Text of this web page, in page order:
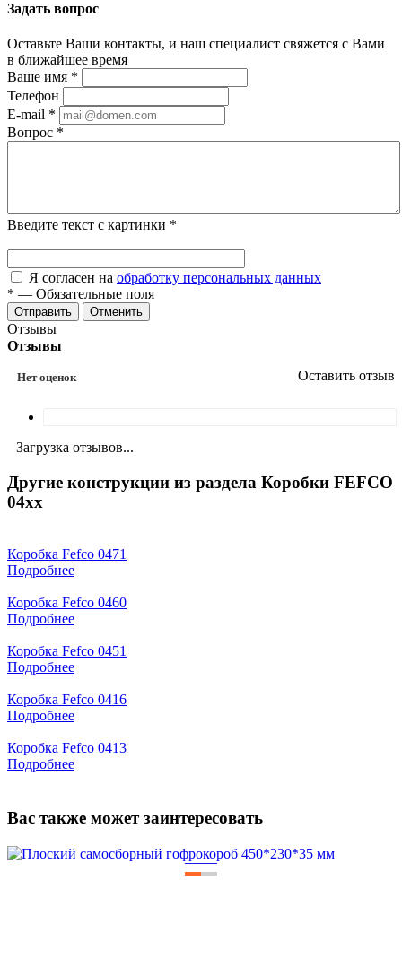
Задать вопрос
Оставьте Ваши контакты, и наш специалист свяжется с Вами
в ближайшее время
Ваше имя *
Телефон
E-mail *
Вопрос *
Введите текст с картинки *
Я согласен на обработку персональных данных
* — Обязательные поля
Отменить
Отзывы
Отзывы
Нет оценок Оставить отзыв
Загрузка отзывов...
Другие конструкции из раздела Коробки FEFCO
04xx
Коробка Fefco 0471
Подробнее
Коробка Fefco 0460
Подробнее
Коробка Fefco 0451
Подробнее
Коробка Fefco 0416
Подробнее
Коробка Fefco 0413
Подробнее
Вас также может заинтересовать
——